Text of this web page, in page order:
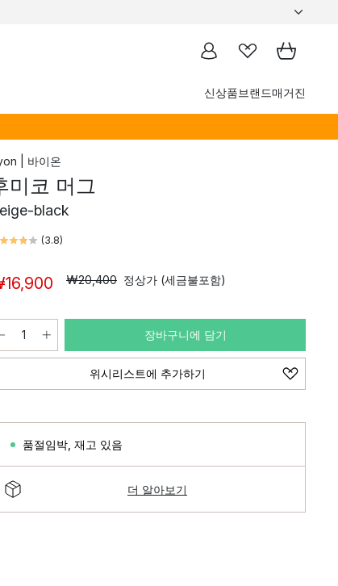
신상품브랜드매거진
| 바이온
미코 머그
black
(3.8)
₩20,400 정상가 (세금불포함)
장바구니에 담기
위시리스트에 추가하기
품절임박 재고 있음
더 알아보기